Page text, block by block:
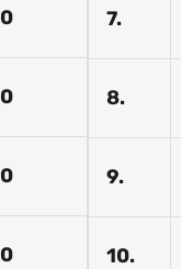
0
0
0
0
7.
8.
9.
10.